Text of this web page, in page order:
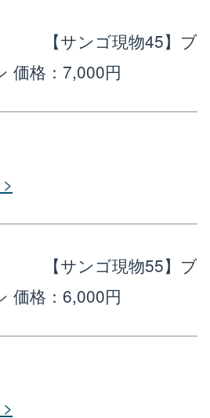
【サンゴ現物45】ブ
価格：7,000円
【サンゴ現物55】ブ
価格：6,000円